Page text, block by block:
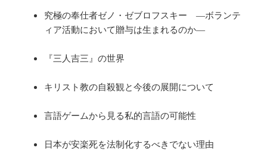
究極の奉仕者ゼノ・ゼブロフスキー ―ボランテ
ィア活動において贈与は生まれるのか―
『三人吉三』の世界
キリスト教の自殺観と今後の展開について
言語ゲームから見る私的言語の可能性
日本が安楽死を法制化するべきでない理由